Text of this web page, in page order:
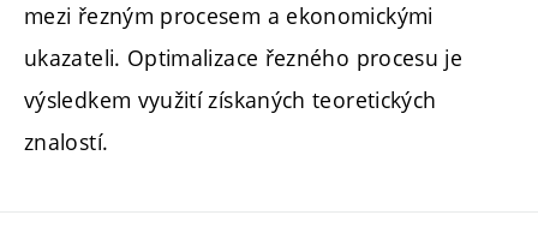
mezi řezným procesem a ekonomickými
ukazateli. Optimalizace řezného procesu je
výsledkem využití získaných teoretických
znalostí.